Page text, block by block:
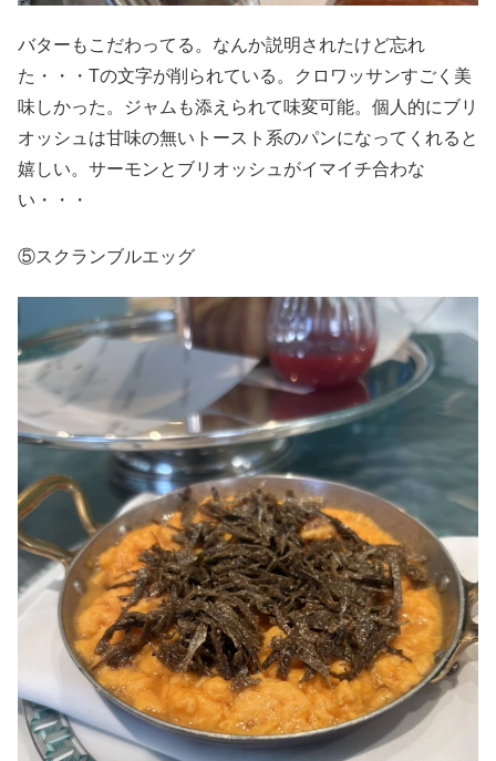
バターもこだわってる。なんか説明されたけど忘れ
た・・・Tの文字が削られている。クロワッサンすごく美
味しかった。ジャムも添えられて味変可能。個人的にブリ
オッシュは甘味の無いトースト系のパンになってくれると
嬉しい。サーモンとブリオッシュがイマイチ合わな
い・・・
⑤スクランブルエッグ